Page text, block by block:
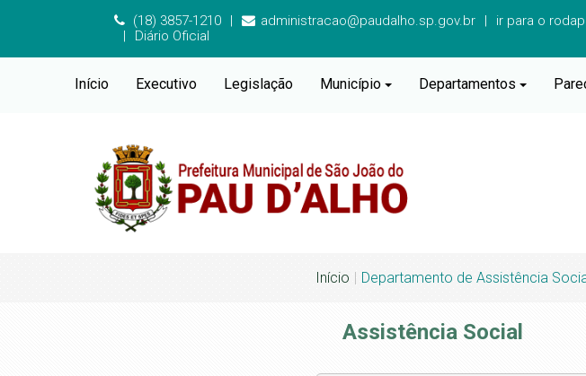
(18) 3857-1210 administracao@paudalho.sp.gov.br ir para o
Diário Oficial
Início Executivo Legislação Município Departamentos
Início Departamento de Assistência
Assistência Social